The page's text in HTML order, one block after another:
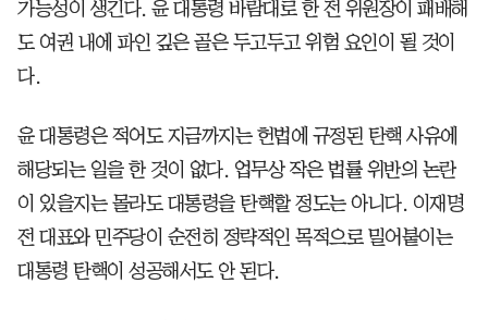
가능성이 생긴다. 윤 대통령 바람대로 한 전 위원장이 패배해
도 여권 내에 파인 깊은 골은 두고두고 위험 요인이 될 것이
다.
윤 대통령은 적어도 지금까지는 헌법에 규정된 탄핵 사유에
해당되는 일을 한 것이 없다. 업무상 작은 법률 위반의 논란
이 있을지는 몰라도 대통령을 탄핵할 정도는 아니다. 이재명
전 대표와 민주당이 순전히 정략적인 목적으로 밀어붙이는
대통령 탄핵이 성공해서도 안 된다.